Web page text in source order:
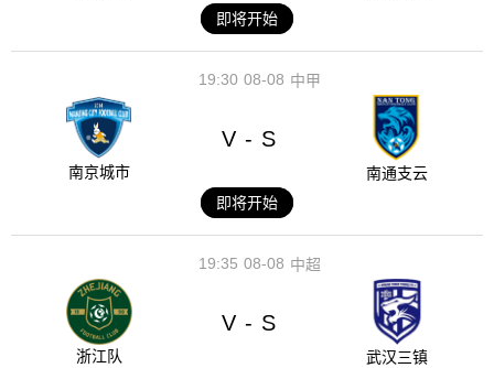
即将开始
08-08
19:30 中甲
南京城市
V - S
南通支云
即将开始
08-08
19:35 中超
浙江队
V - S
武汉三镇